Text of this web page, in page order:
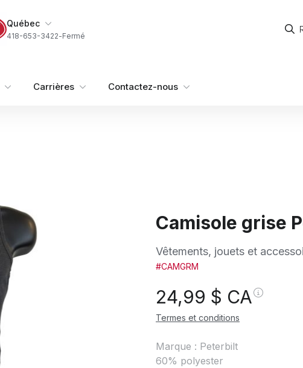
Ma succursale
Québec
418-653-3422-Fermé
Carrières Contactez-nous
Camisole grise
Vêtements, jouets et
#CAMGRM
24,99 $ CA
Termes et conditions
Marque : Peterbilt
60% polyester